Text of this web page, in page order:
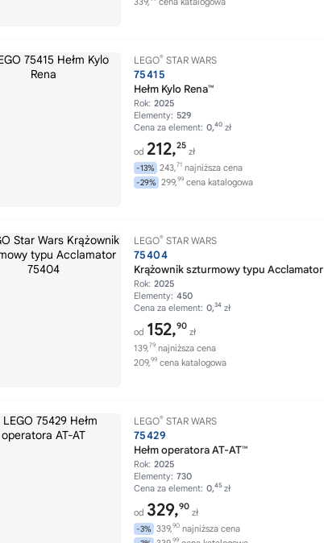
LEGO® STAR WARS
75415
Hełm Kylo Rena™
Rok: 2025
Elementy: 529
Cena za element: 0,40 zł
od 212,25
zł
-13% 243,71 najniższa cena
-29% 299,99 cena katalogowa
LEGO® STAR WARS
75404
Krążownik szturmowy typu Acclamator
Rok: 2025
Elementy: 450
Cena za element: 0,34 zł
od 152,90
zł
139,79 najniższa cena
209,99 cena katalogowa
LEGO® STAR WARS
75429
Hełm operatora AT-AT™
Rok: 2025
Elementy: 730
Cena za element: 0,45 zł
od 329,90
zł
-3% 339,90 najniższa cena
99